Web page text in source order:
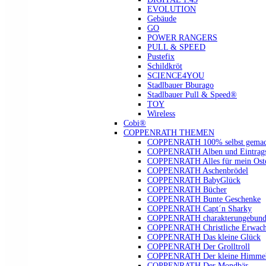
EVOLUTION
Gebäude
GO
POWER RANGERS
PULL & SPEED
Pustefix
Schildkröt
SCIENCE4YOU
Stadlbauer Bburago
Stadlbauer Pull & Speed®
TOY
Wireless
Cobi®
COPPENRATH THEMEN
COPPENRATH 100% selbst
COPPENRATH Alben und
COPPENRATH Alles für mein
COPPENRATH Aschenbrödel
COPPENRATH BabyGlück
COPPENRATH Bücher
COPPENRATH Bunte Geschenke
COPPENRATH Capt´n Sharky
COPPENRATH
COPPENRATH Christliche
COPPENRATH Das kleine Glück
COPPENRATH Der Grolltroll
COPPENRATH Der kleine